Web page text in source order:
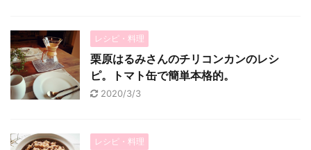
レシピ・料理
栗原はるみさんのチリコンカンのレシ
ピ。トマト缶で簡単本格的。
2020/3/3
レシピ・料理